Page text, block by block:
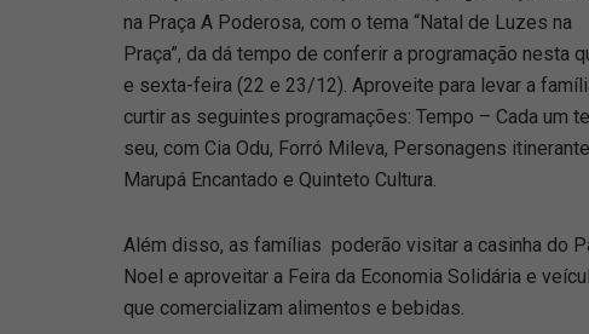
na Praça A Poderosa, com o tema “Natal de Luzes na
Praça”, da dá tempo de conferir a programação nesta
e sexta-feira (22 e 23/12). Aproveite para levar a
curtir as seguintes programações: Tempo – Cada um
seu, com Cia Odu, Forró Mileva, Personagens
Marupá Encantado e Quinteto Cultura.
Além disso, as famílias poderão visitar a casinha do
Noel e aproveitar a Feira da Economia Solidária e
que comercializam alimentos e bebidas.